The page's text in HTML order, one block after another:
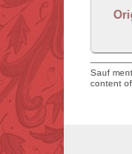
Sauf
content